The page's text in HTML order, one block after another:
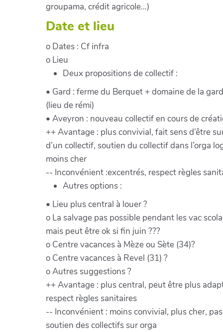
groupama, crédit agricole…)
Date et lieu
o Dates : Cf infra
o Lieu
Deux propositions de collectif :
• Gard : ferme du Berquet + domaine de la
(lieu de rémi)
• Aveyron : nouveau collectif en cours de
++ Avantage : plus convivial, fait sens d’être
d’un collectif, soutien du collectif dans l’orga
moins cher
-- Inconvénient :excentrés, respect règles
Autres options :
• Lieu plus central à louer ?
o La salvage pas possible pendant les vac
mais peut être ok si fin juin ???
o Centre vacances à Mèze ou Sète (34)?
o Centre vacances à Revel (31) ?
o Autres suggestions ?
++ Avantage : plus central, peut être plus
respect règles sanitaires
-- Inconvénient : moins convivial, plus cher,
soutien des collectifs sur orga